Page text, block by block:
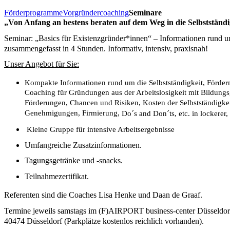
FörderprogrammeVorgründercoachingSeminare
„Von Anfang an bestens beraten auf dem Weg in die
Seminar: „Basics für Existenzgründer*innen“ – Informationen rund
zusammengefasst in 4 Stunden. Informativ, intensiv, praxisnah!
Unser Angebot für Sie:
Kompakte Informationen rund um die Selbstständigkeit,
Coaching für Gründungen aus der Arbeitslosigkeit mit
Förderungen, Chancen und Risiken, Kosten der
Genehmigungen, Firmierung, Do´s and Don´ts, etc. in
Kleine Gruppe für intensive Arbeitsergebnisse
Umfangreiche Zusatzinformationen.
Tagungsgetränke und -snacks.
Teilnahmezertifikat.
Referenten sind die Coaches Lisa Henke und Daan de Graaf.
Termine jeweils samstags im (F)AIRPORT business-center
40474 Düsseldorf (Parkplätze kostenlos reichlich vorhanden).